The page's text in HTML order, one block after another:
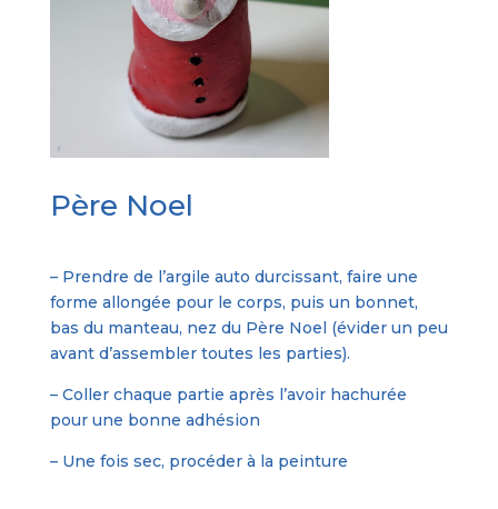
Père Noel
– Prendre de l’argile auto durcissant, faire une
forme allongée pour le corps, puis un bonnet,
bas du manteau, nez du Père Noel (évider un peu
avant d’assembler toutes les parties).
– Coller chaque partie après l’avoir hachurée
pour une bonne adhésion
– Une fois sec, procéder à la peinture